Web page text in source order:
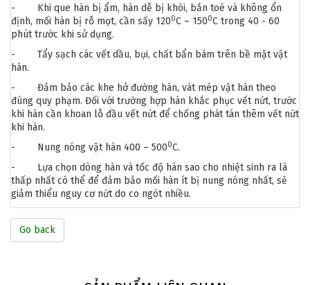
- Khi que hàn bị ẩm, hàn dễ bị khói, bắn toé và không ổn
định, mối hàn bị rỗ mọt, cần sấy 1200C – 1500C trong 40 - 60
phút trước khi sử dụng.
- Tẩy sạch các vết dầu, bụi, chất bẩn bám trên bề mặt vật
hàn.
- Đảm bảo các khe hở đường hàn, vát mép vật hàn theo
đúng quy phạm. Đối với trường hợp hàn khắc phục vết nứt, trước
khi hàn cần khoan lỗ đầu vết nứt để chống phát tán thêm vết nứt
khi hàn.
- Nung nóng vật hàn 400 – 5000C.
- Lựa chọn dòng hàn và tốc độ hàn sao cho nhiệt sinh ra là
thấp nhất có thể để đảm bảo mối hàn ít bị nung nóng nhất, sẽ
giảm thiểu nguy cơ nứt do co ngót nhiều.
Go back